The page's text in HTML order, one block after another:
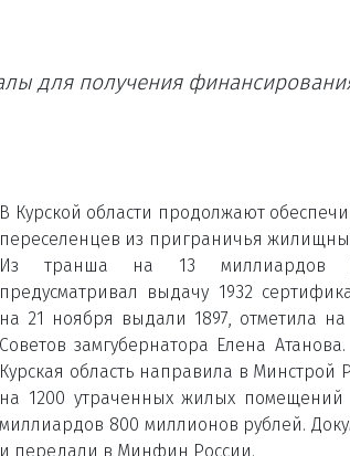
для получения
В Курской области продолжают
переселенцев из приграничья
Из транша на 13 миллиардов
предусматривал выдачу 1932
на 21 ноября выдали 1897, отметила
Советов замгубернатора Елена
Курская область направила в Минстрой
на 1200 утраченных жилых
миллиардов 800 миллионов рублей.
и передали в Минфин России.